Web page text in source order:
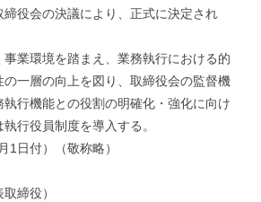
o
k
e
役会の決議により、正式に決定され
事業環境を踏まえ、業務執行における的
一層の向上を図り、取締役会の監督機
行機能との役割の明確化・強化に向け
行役員制度を導入する。
1日付）（敬称略）
締役）